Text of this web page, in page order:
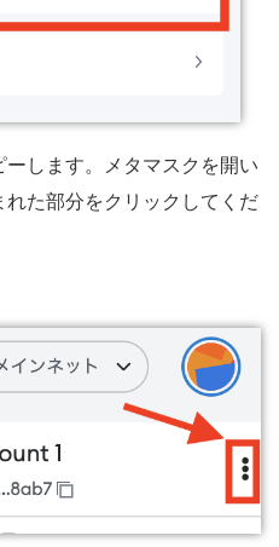
します。メタマスクを開い
た部分をクリックしてくだ